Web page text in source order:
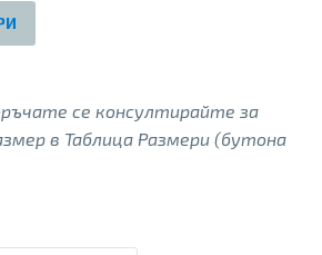
се консултирайте за
в Таблица Размери (бутона